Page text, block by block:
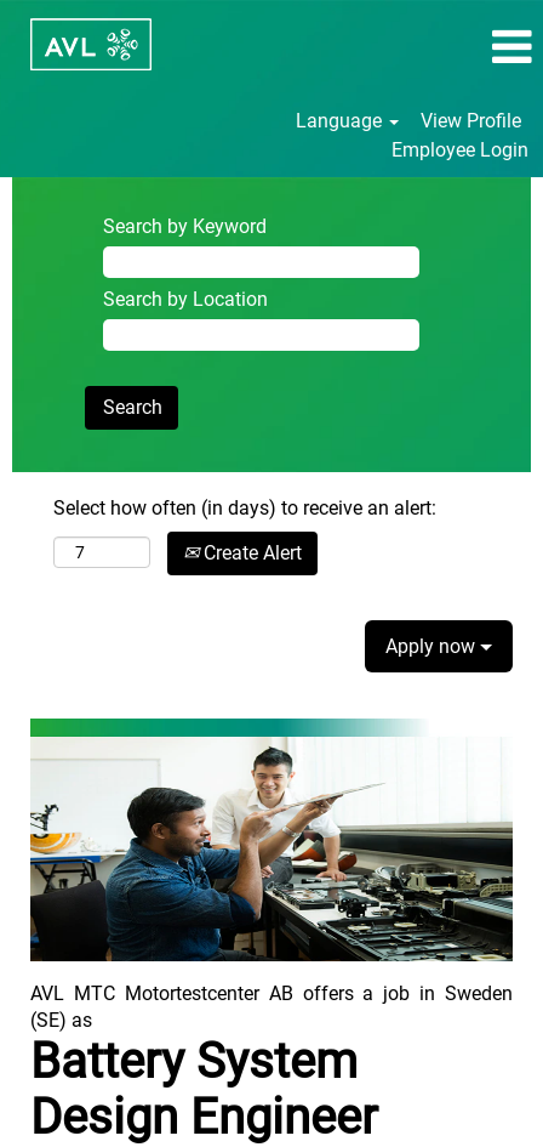
Language
View Profile
Employee Login
Search by Keyword
Search by Location
Select how often (in days) to receive an alert:
Create Alert
Apply now
AVL MTC Motortestcenter AB offers a job in Sweden
(SE) as
Battery System
Design Engineer